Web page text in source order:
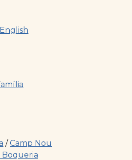
/Camp Nou
Boqueria